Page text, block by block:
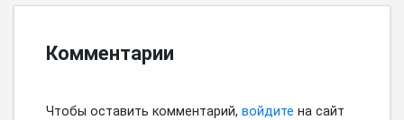
Комментарии
Чтобы оставить комментарий, войдите на сайт